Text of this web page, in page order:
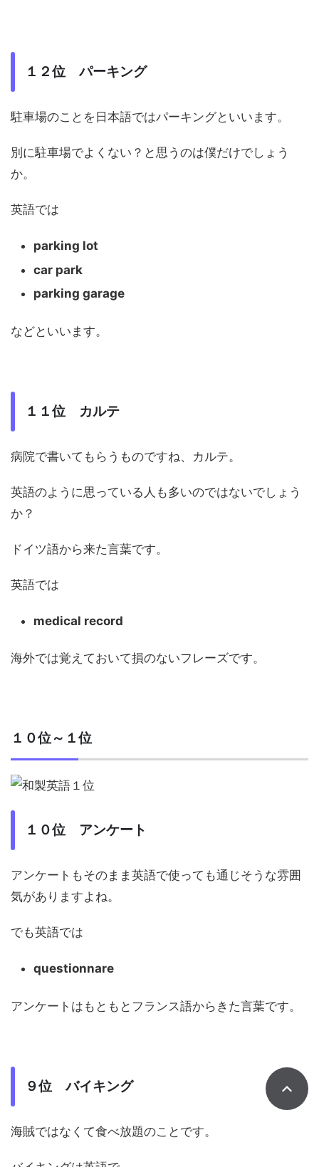
１２位 パーキング
駐車場のことを日本語ではパーキングといいます。
別に駐車場でよくない？と思うのは僕だけでしょう
か。
英語では
parking lot
car park
parking garage
などといいます。
１１位 カルテ
病院で書いてもらうものですね、カルテ。
英語のように思っている人も多いのではないでしょう
か？
ドイツ語から来た言葉です。
英語では
medical record
海外では覚えておいて損のないフレーズです。
１０位～１位
１０位 アンケート
アンケートもそのまま英語で使っても通じそうな雰囲
気がありますよね。
でも英語では
questionnare
アンケートはもともとフランス語からきた言葉です。
９位 バイキング
海賊ではなくて食べ放題のことです。